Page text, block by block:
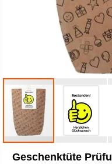
Anfang
Geschenktüte